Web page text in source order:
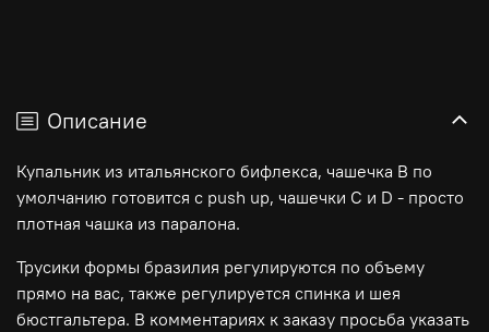
Описание
Купальник из итальянского бифлекса, чашечка В по
умолчанию готовится с push up, чашечки C и D - просто
плотная чашка из паралона.
Трусики формы бразилия регулируются по объему
прямо на вас, также регулируется спинка и шея
бюстгальтера. В комментариях к заказу просьба указать